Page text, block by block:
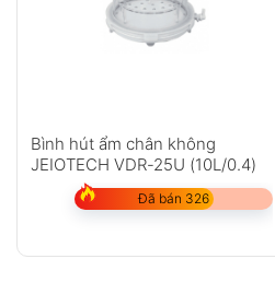
Bình hút ẩm chân không
JEIOTECH VDR-25U (10L/0.4)
Đã bán 326